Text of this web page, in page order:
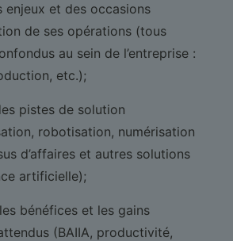
enjeux et des occasions
de ses opérations (tous
au sein de l’entreprise :
etc.);
pistes de solution
robotisation, numérisation
d’affaires et autres solutions
artificielle);
bénéfices et les gains
(BAIIA, productivité,